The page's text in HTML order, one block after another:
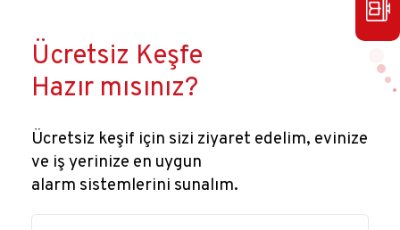
Ücretsiz Keşfe
Hazır mısınız?
Ücretsiz keşif için sizi ziyaret edelim, evinize
ve iş yerinize en uygun
alarm sistemlerini sunalım.